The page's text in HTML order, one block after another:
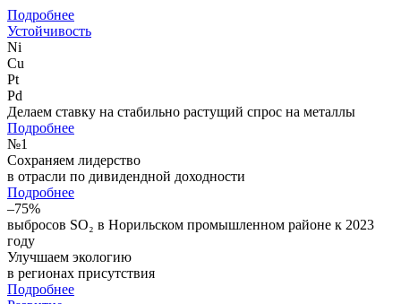
Подробнее
Устойчивость
Ni
Cu
Pt
Pd
Делаем ставку на стабильно растущий спрос на металлы
Подробнее
№1
Сохраняем лидерство
в отрасли по дивидендной доходности
Подробнее
–75%
выбросов SO₂ в Норильском промышленном районе к 2023
году
Улучшаем экологию
в регионах присутствия
Подробнее